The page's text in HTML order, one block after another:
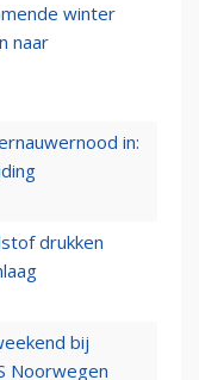
winter
naar
in:
drukken
bij
Noorwegen